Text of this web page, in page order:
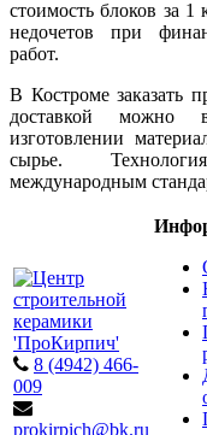
стоимость блоков за
недочетов при
работ.
В Костроме заказать
доставкой можно
изготовлении
сырье.
международным
8 (4942) 466-
009
prokirpich@bk.ru